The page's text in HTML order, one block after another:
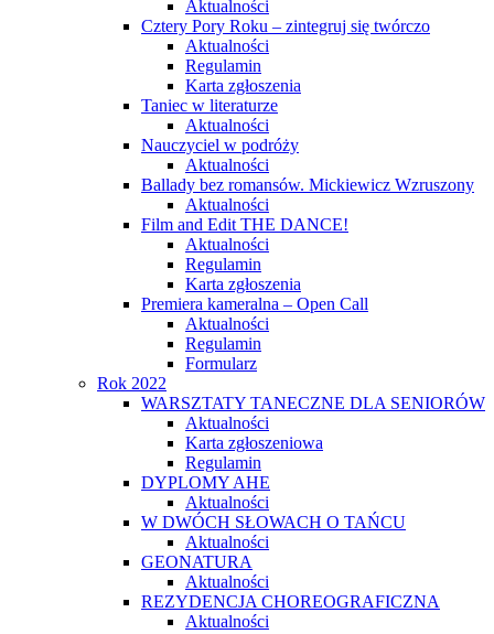
Aktualności
Cztery Pory Roku – zintegruj się twórczo
Aktualności
Regulamin
Karta zgłoszenia
Taniec w literaturze
Aktualności
Nauczyciel w podróży
Aktualności
Ballady bez romansów. Mickiewicz Wzruszony
Aktualności
Film and Edit THE DANCE!
Aktualności
Regulamin
Karta zgłoszenia
Premiera kameralna – Open Call
Aktualności
Regulamin
Formularz
Rok 2022
WARSZTATY TANECZNE DLA SENIORÓW
Aktualności
Karta zgłoszeniowa
Regulamin
DYPLOMY AHE
Aktualności
W DWÓCH SŁOWACH O TAŃCU
Aktualności
GEONATURA
Aktualności
REZYDENCJA CHOREOGRAFICZNA
Aktualności